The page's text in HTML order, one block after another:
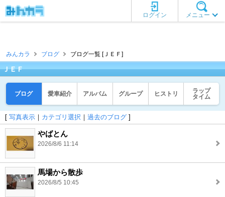
メニュー
ログイン
みんカラ ブログ ブログ一覧 [ＪＥＦ]
ＪＥＦ
ブログ 愛車紹介 アルバム グループ ヒストリ
ラップ
タイム
[ 写真表示 ｜ カテゴリ選択 ｜ 過去のブログ ]
やばとん
2026/8/6 11:14
馬場から散歩
2026/8/5 10:45